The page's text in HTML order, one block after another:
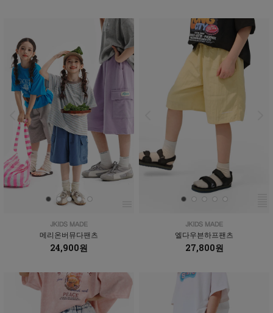
메리온버뮤다팬츠
24,900원
엘다우븐하프팬츠
27,800원